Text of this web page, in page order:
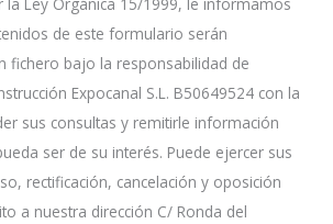
de este formulario serán
fichero bajo la responsabilidad de
Expocanal S.L. B50649524 con la
sus consultas y remitirle información
ser de su interés. Puede ejercer sus
rectificación, cancelación y oposición
a nuestra dirección C/ Ronda del